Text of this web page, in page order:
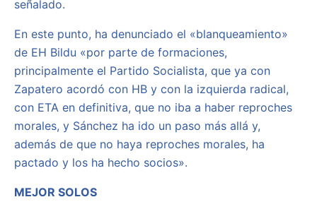
señalado.
En este punto, ha denunciado el «blanqueamiento»
de EH Bildu «por parte de formaciones,
principalmente el Partido Socialista, que ya con
Zapatero acordó con HB y con la izquierda radical,
con ETA en definitiva, que no iba a haber reproches
morales, y Sánchez ha ido un paso más allá y,
además de que no haya reproches morales, ha
pactado y los ha hecho socios».
MEJOR SOLOS